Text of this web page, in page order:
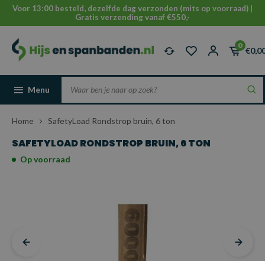
Voor 13:00 besteld, dezelfde dag verzonden (mits op voorraad) |
Gratis verzending vanaf €550,-
0
Menu
Home SafetyLoad Rondstrop bruin, 6 ton
SAFETYLOAD RONDSTROP BRUIN, 6 TON
Op voorraad